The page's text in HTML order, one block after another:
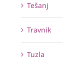
Tešanj
Travnik
Tuzla